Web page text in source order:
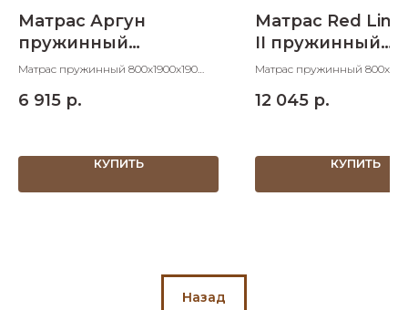
Матрас Аргун
пружинный
800х1900х190
Матрас пружинный 800х1900х190
6 915 р.
КУПИТЬ
Матрас Red Line
II пружинный
800х1900х200
Матрас пружинный
12 045 р.
КУПИТЬ
Назад